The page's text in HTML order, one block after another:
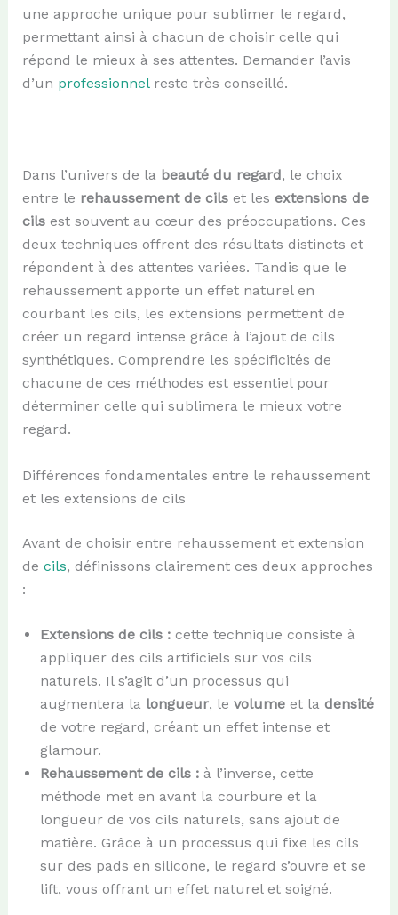
une approche unique pour sublimer le regard,
permettant ainsi à chacun de choisir celle qui
répond le mieux à ses attentes. Demander l’avis
d’un professionnelreste très conseillé.
Dans l’univers de la beauté du regard, le choix
entre le rehaussement de cilset les extensions de
cilsest souvent au cœur des préoccupations. Ces
deux techniques offrent des résultats distincts et
répondent à des attentes variées. Tandis que le
rehaussement apporte un effet naturel en
courbant les cils, les extensions permettent de
créer un regard intense grâce à l’ajout de cils
synthétiques. Comprendre les spécificités de
chacune de ces méthodes est essentiel pour
déterminer celle qui sublimera le mieux votre
regard.
Différences fondamentales entre le rehaussement
et les extensions de cils
Avant de choisir entre rehaussement et extension
de cils, définissons clairement ces deux approches
:
Extensions de cils :cette technique consiste à
appliquer des cils artificiels sur vos cils
naturels. Il s’agit d’un processus qui
augmentera la longueur, le volumeet la densité
de votre regard, créant un effet intense et
glamour.
Rehaussement de cils :à l’inverse, cette
méthode met en avant la courbure et la
longueur de vos cils naturels, sans ajout de
matière. Grâce à un processus qui fixe les cils
sur des pads en silicone, le regard s’ouvre et se
lift, vous offrant un effet naturel et soigné.